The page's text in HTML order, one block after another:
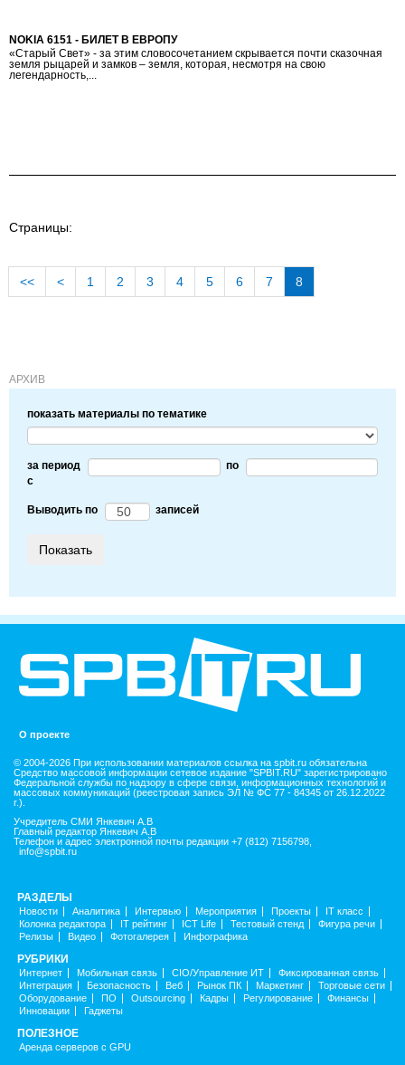
NOKIA 6151 - БИЛЕТ В ЕВРОПУ
«Старый Свет» - за этим словосочетанием скрывается почти сказочная
земля рыцарей и замков – земля, которая, несмотря на свою
легендарность,...
Страницы:
<< < 1 2 3 4 5 6 7 8
АРХИВ
показать материалы по тематике
за период
c
по
Выводить по записей
О проекте
© 2004-2026 При использовании материалов ссылка на spbit.ru обязательна
Средство массовой информации сетевое издание "SPBIT.RU" зарегистрировано
Федеральной службы по надзору в сфере связи, информационных технологий и
массовых коммуникаций (реестровая запись ЭЛ № ФС 77 - 84345 от 26.12.2022
г.).
Учредитель СМИ Янкевич А.В
Главный редактор Янкевич А.В
Телефон и адрес электронной почты редакции +7 (812) 7156798,
info@spbit.ru
РАЗДЕЛЫ
Новости Аналитика Интервью Мероприятия Проекты
IT класс
Колонка редактора
IT рейтинг ICT Life Тестовый стенд
Фигура речи
Релизы
Видео Фотогалерея Инфографика
РУБРИКИ
Интернет Мобильная связь CIO/Управление ИТ
Фиксированная связь
Интеграция
Безопасность Веб Рынок ПК Маркетинг
Торговые сети
Оборудование
ПО Outsourcing Кадры Регулирование
Финансы
Инновации
Гаджеты
ПОЛЕЗНОЕ
Аренда серверов с GPU